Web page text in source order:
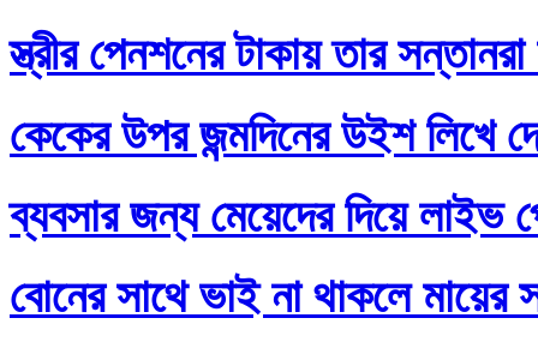
স্ত্রীর পেনশনের টাকায় তার
কেকের উপর জন্মদিনের উইশ লিখে
ব্যবসার জন্য মেয়েদের দিয়ে লাইভ
বোনের সাথে ভাই না থাকলে মায়ের